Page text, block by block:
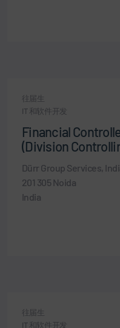
往届生
IT 和软件开发
Financial
(Division
Dürr Group Services,
201 305 Noida
India
往届生
IT 和软件开发